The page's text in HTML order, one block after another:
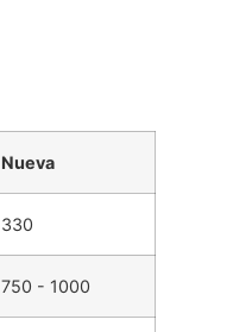
Nueva
330
750 - 1000